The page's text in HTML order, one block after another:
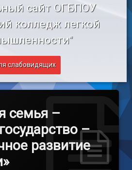
сайт ОГБПОУ
колледж легкой
слабовидящих
семья –
–
развитие